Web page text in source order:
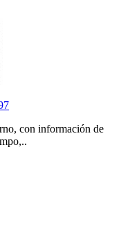
con información de